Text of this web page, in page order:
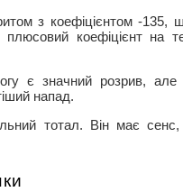
з коефіцієнтом -135,
коефіцієнт на
є значний розрив,
напад.
тотал. Він має